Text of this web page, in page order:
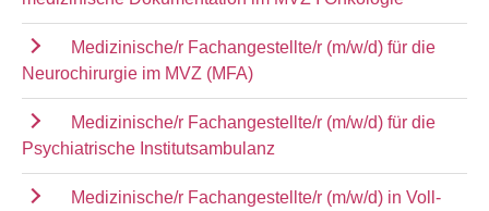
Medizinische/r Fachangestellte/r (m/w/d) für die
Neurochirurgie im MVZ (MFA)
Medizinische/r Fachangestellte/r (m/w/d) für die
Psychiatrische Institutsambulanz
Medizinische/r Fachangestellte/r (m/w/d) in Voll-